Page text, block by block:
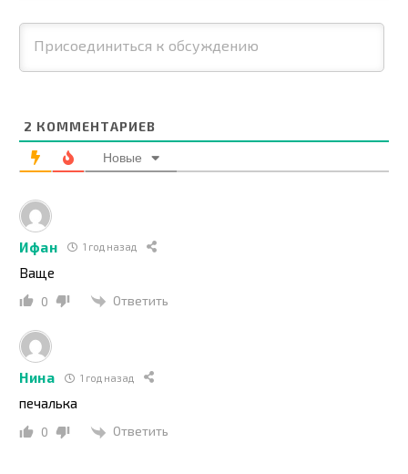
2 КОММЕНТАРИЕВ
Новые
Ифан 1 год назад
Ваще
0 Ответить
Нина 1 год назад
печалька
0 Ответить